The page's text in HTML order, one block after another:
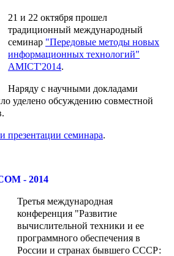
21 и 22 октября прошел
традиционный международный
семинар "Передовые методы новых
информационных технологий"
AMICT'2014.
Наряду с научными докладами
уделено обсуждению совместной
презентации семинара.
- 2014
Третья международная
конференция "Развитие
вычислительной техники и ее
программного обеспечения в
России и странах бывшего СССР: